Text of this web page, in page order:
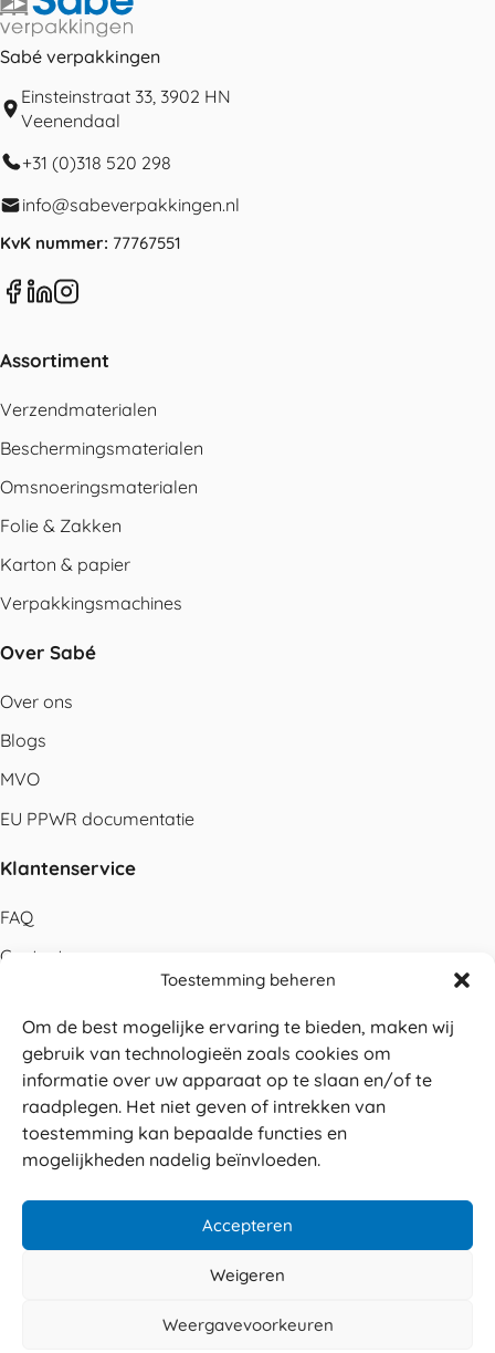
Toestemming beheren
Om de best mogelijke ervaring te bieden, maken wij
gebruik van technologieën zoals cookies om
informatie over uw apparaat op te slaan en/of te
raadplegen. Het niet geven of intrekken van
toestemming kan bepaalde functies en
mogelijkheden nadelig beïnvloeden.
Accepteren
Weigeren
Weergavevoorkeuren
Sabé verpakkingen
Einsteinstraat 33, 3902 HN
Veenendaal
+31 (0)318 520 298
info@sabeverpakkingen.nl
KvK nummer: 77767551
Assortiment
Verzendmaterialen
Beschermingsmaterialen
Omsnoeringsmaterialen
Folie & Zakken
Karton & papier
Verpakkingsmachines
Over Sabé
Over ons
Blogs
MVO
EU PPWR documentatie
Klantenservice
FAQ
Contact
Betalen
Levering
Retouren
Service en garantie
Veilig betalen
© 2026 Sabé Verpakkingen